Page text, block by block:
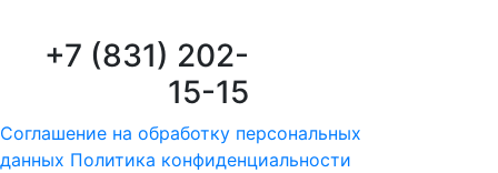
+7 (831) 202-
15-15
Соглашение на обработку персональных
данных Политика конфиденциальности